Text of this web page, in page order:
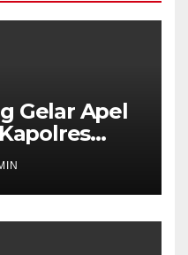
Gelar Apel
dan
Musim